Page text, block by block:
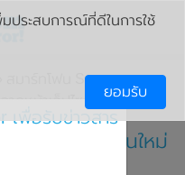
สมาร์ทโฟน Samsung
S21 FE รุ่นใหม่
ประสบการณ์ที่ดีในการใช้
ยอมรับ
เพื่อรับข่าวสาร